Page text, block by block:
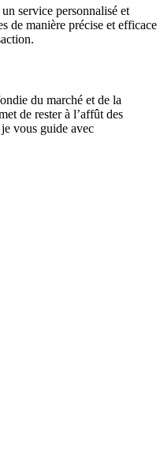
service personnalisé et
de manière précise et efficace
du marché et de la
de rester à l’affût des
vous guide avec